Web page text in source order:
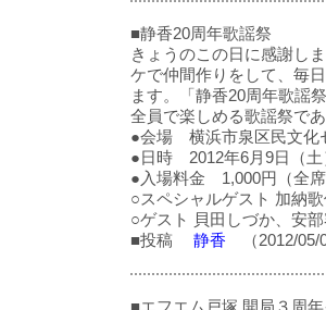
■静香20周年歌謡祭
きょうのこの日に感謝し
ケで仲間作りをして、毎
ます。「静香20周年歌謡
全員で楽しめる歌謡祭で
●会場 横浜市泉区民文化
●日時 2012年6月9日（
●入場料金 1,000円（全
○スペシャルゲスト 加納
○ゲスト 貝田しづか、安
■投稿
静香 （2012/05/